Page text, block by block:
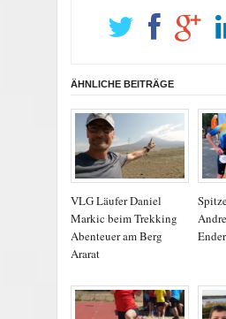
ÄHNLICHE BEITRÄGE
VLG Läufer Daniel
Markic beim Trekking
Abenteuer am Berg
Ararat